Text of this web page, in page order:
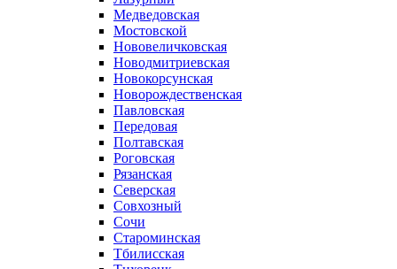
Медведовская
Мостовской
Нововеличковская
Новодмитриевская
Новокорсунская
Новорождественская
Павловская
Передовая
Полтавская
Роговская
Рязанская
Северская
Совхозный
Сочи
Староминская
Тбилисская